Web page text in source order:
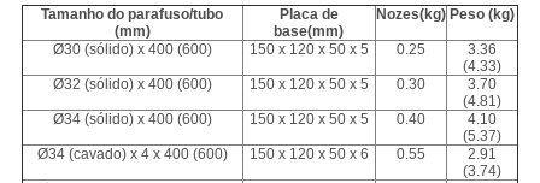
Tamanho do parafuso/tubo
(mm)
Placa de
base(mm)
Nozes(kg) Peso (kg)
Ø30 (sólido) x 400 (600) 150 x 120 x 50 x 5 0.25
3.36
(4.33)
Ø32 (sólido) x 400 (600)
150 x 120 x 50 x 5 0.30
3.70
(4.81)
Ø34 (sólido) x 400 (600)
150 x 120 x 50 x 5 0.40
4.10
(5.37)
Ø34 (cavado) x 4 x 400 (600)
150 x 120 x 50 x 6 0.55
2.91
(3.74)